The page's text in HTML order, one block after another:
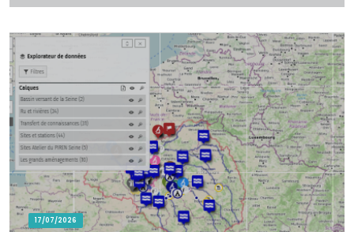
programme LIFE BIODIV Fr...
17/07/2026